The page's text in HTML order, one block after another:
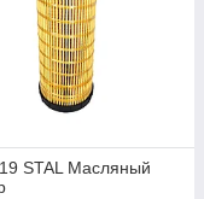
STAL Масляный